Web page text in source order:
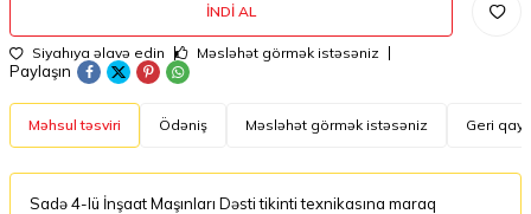
İNDI AL
Siyahıya əlavə edin Məsləhət görmək istəsəniz
Paylaşın
Məhsul təsviri Ödəniş Məsləhət görmək istəsəniz Geri
Sadə 4-lü İnşaat Maşınları Dəsti tikinti texnikasına maraq